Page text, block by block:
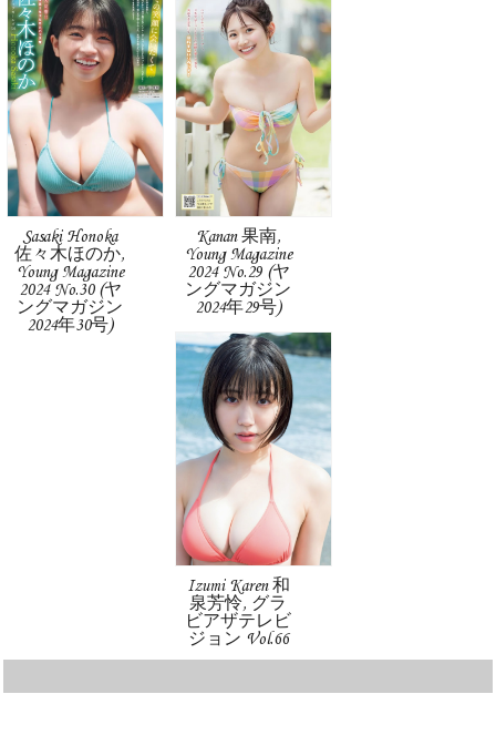
Sasaki Honoka
佐々木ほのか,
Young Magazine
2024 No.30 (ヤ
ングマガジン
2024年30号)
Kanan 果南,
Young Magazine
2024 No.29 (ヤ
ングマガジン
2024年29号)
Izumi Karen 和
泉芳怜, グラ
ビアザテレビ
ジョン Vol.66